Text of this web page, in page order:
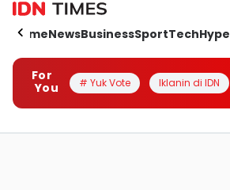
HomeNewsBusinessSportTechHype
For
You
# Yuk Vote Iklanin di IDN